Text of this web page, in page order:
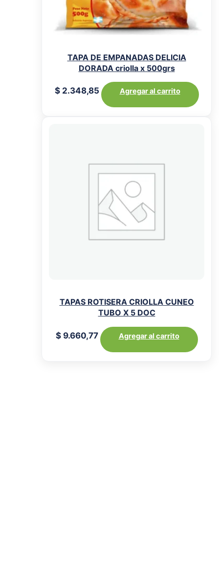
TAPA DE EMPANADAS DELICIA
DORADA criolla x 500grs
$2.348,85 Agregar al carrito
TAPAS ROTISERA CRIOLLA CUNEO
TUBO X 5 DOC
$9.660,77 Agregar al carrito